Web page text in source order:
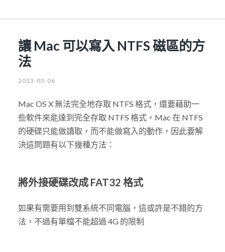
讓 Mac 可以寫入 NTFS 磁區的方
法
2013-03-06
Mac OS X 無法完全地存取 NTFS 格式，還要藉助一
些軟件來能達到完全存取 NTFS 格式，Mac 在 NTFS
的硬碟只能做讀取，而不能做寫入的動作，因此要解
決這問題有以下幾種方法：
將外接硬碟改成 FAT32 格式
如果有需要用到雙系統不同電腦，這或許是不錯的方
法，不過有單檔不能超過 4G 的限制